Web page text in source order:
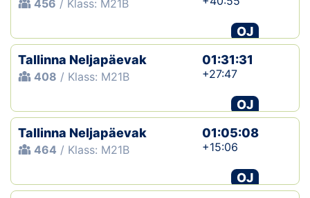
456 / Klass: M21B
OJ
Tallinna Neljapäevak
408 / Klass: M21B
01:31:31
+27:47
OJ
Tallinna Neljapäevak
464 / Klass: M21B
01:05:08
+15:06
OJ